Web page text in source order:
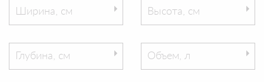
Ширина, см Высота, см
Глубина, см Объем, л